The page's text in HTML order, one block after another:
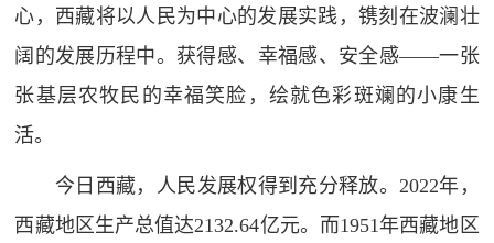
心，西藏将以人民为中心的发展实践，镌刻在波澜壮
阔的发展历程中。获得感、幸福感、安全感——一张
张基层农牧民的幸福笑脸，绘就色彩斑斓的小康生
活。
今日西藏，人民发展权得到充分释放。2022年，
西藏地区生产总值达2132.64亿元。而1951年西藏地区